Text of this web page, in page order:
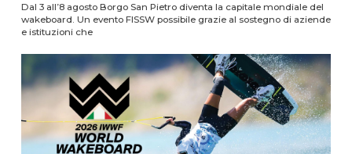
Dal 3 all’8 agosto Borgo San Pietro diventa la capitale mondiale del
wakeboard. Un evento FISSW possibile grazie al sostegno di aziende
e istituzioni che